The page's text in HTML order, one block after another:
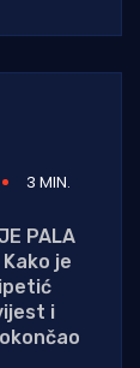
3 MIN.
PALA
Kako je
i